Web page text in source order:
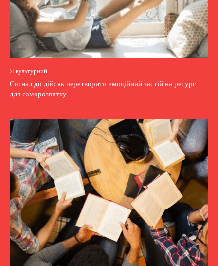
Я культурний
Сигнал до дій: як перетворити емоційний застій на ресурс
для саморозвитку